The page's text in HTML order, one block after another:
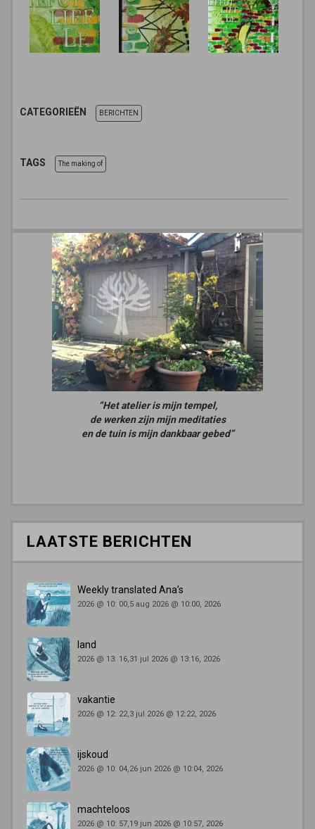
CATEGORIEËN BERICHTEN
TAGS The making of
“Het atelier is mijn tempel,
de werken zijn mijn meditaties
en de tuin is mijn dankbaar gebed”
LAATSTE BERICHTEN
Weekly translated Ana’s
2026 @ 10: 00,5 aug 2026 @ 10:00, 2026
land
2026 @ 13: 16,31 jul 2026 @ 13:16, 2026
vakantie
2026 @ 12: 22,3 jul 2026 @ 12:22, 2026
ijskoud
2026 @ 10: 04,26 jun 2026 @ 10:04, 2026
machteloos
2026 @ 10: 57,19 jun 2026 @ 10:57, 2026